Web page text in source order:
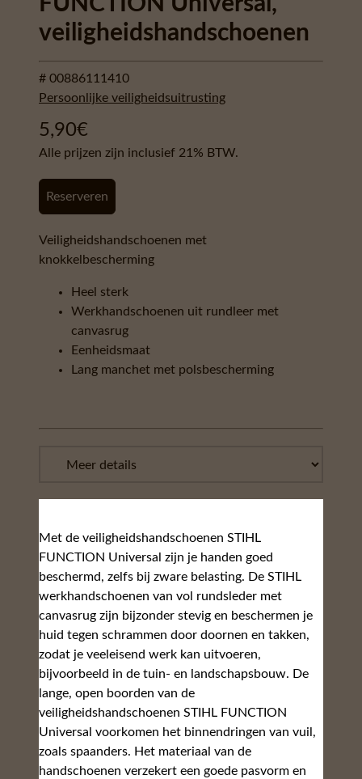
veiligheidshandschoenen
# 00886111410
Persoonlijke veiligheidsuitrusting
5,90€
Alle prijzen zijn inclusief 21% BTW.
Reserveren
Veiligheidshandschoenen met
knokkelbescherming
Heel sterk
Werkhandschoenen uit rundleer met
canvasrug
Eenheidsmaat
Lang manchet met polsbescherming
Met de veiligheidshandschoenen STIHL
FUNCTION Universal zijn je handen goed
beschermd, zelfs bij zware belasting. De STIHL
werkhandschoenen van vol rundsleder met
canvasrug zijn bijzonder stevig en beschermen je
huid tegen schrammen door doornen en takken,
zodat je veeleisend werk kan uitvoeren,
bijvoorbeeld in de tuin- en landschapsbouw. De
lange, open boorden van de
veiligheidshandschoenen STIHL FUNCTION
Universal voorkomen het binnendringen van vuil,
zoals spaanders. Het materiaal van de
handschoenen verzekert een goede pasvorm en